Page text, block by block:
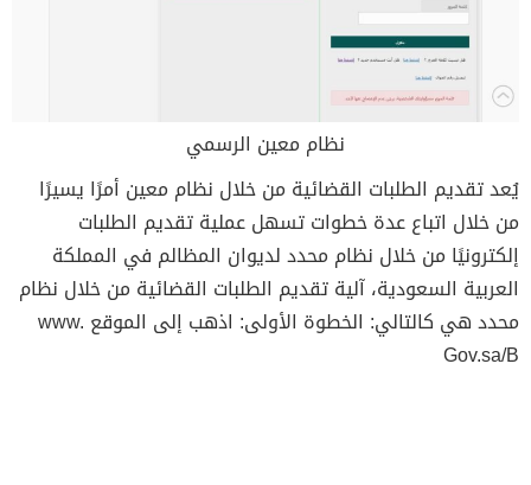
نظام معين الرسمي
يُعد تقديم الطلبات القضائية من خلال نظام معين أمرًا يسيرًا
من خلال اتباع عدة خطوات تسهل عملية تقديم الطلبات
إلكترونيًا من خلال نظام محدد لديوان المظالم في المملكة
العربية السعودية، آلية تقديم الطلبات القضائية من خلال نظام
محدد هي كالتالي: الخطوة الأولى: اذهب إلى الموقع www.
Gov.sa/B